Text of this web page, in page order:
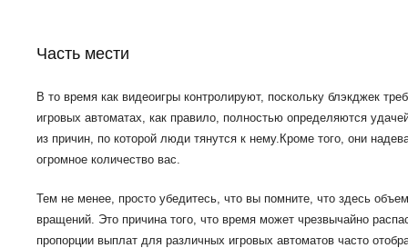
Часть мести
В то время как видеоигры контролируют, поскольку блэкджек
игровых автоматах, как правило, полностью определяются
из причин, по которой люди тянутся к нему.Кроме того, они
огромное количество вас.
Тем не менее, просто убедитесь, что вы помните, что здесь
вращений. Это причина того, что время может чрезвычайно
пропорции выплат для различных игровых автоматов часто